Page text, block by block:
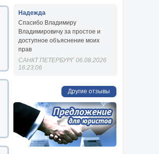
Надежда
Спасибо Владимиру
Владимировичу за простое и
доступное объяснение моих
прав
САНКТ ПЕТЕРБУРГ 06.08.2026
16:23:06
Другие отзывы